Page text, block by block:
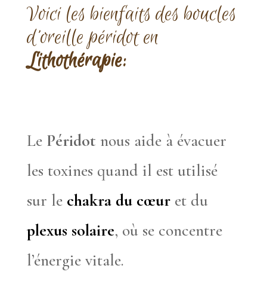
Voici les bienfaits des boucles
d’oreille péridot en
Lithothérapie:
Le Péridot nous aide à évacuer
les toxines quand il est utilisé
sur le chakra du cœuret du
plexus solaire, où se concentre
l’énergie vitale.